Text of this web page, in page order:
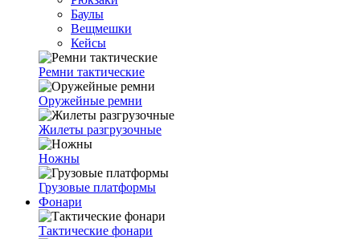
Баулы
Вещмешки
Кейсы
Ремни тактические
Оружейные ремни
Жилеты разгрузочные
Ножны
Грузовые платформы
Фонари
Тактические фонари